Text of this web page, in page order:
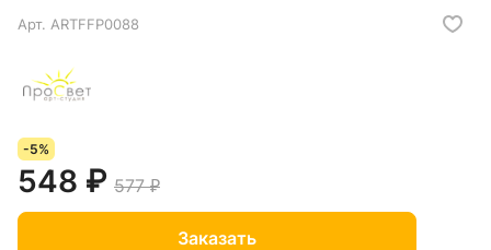
Арт. ARTFFP0088
-5%
548 ₽ 577 ₽
Заказать